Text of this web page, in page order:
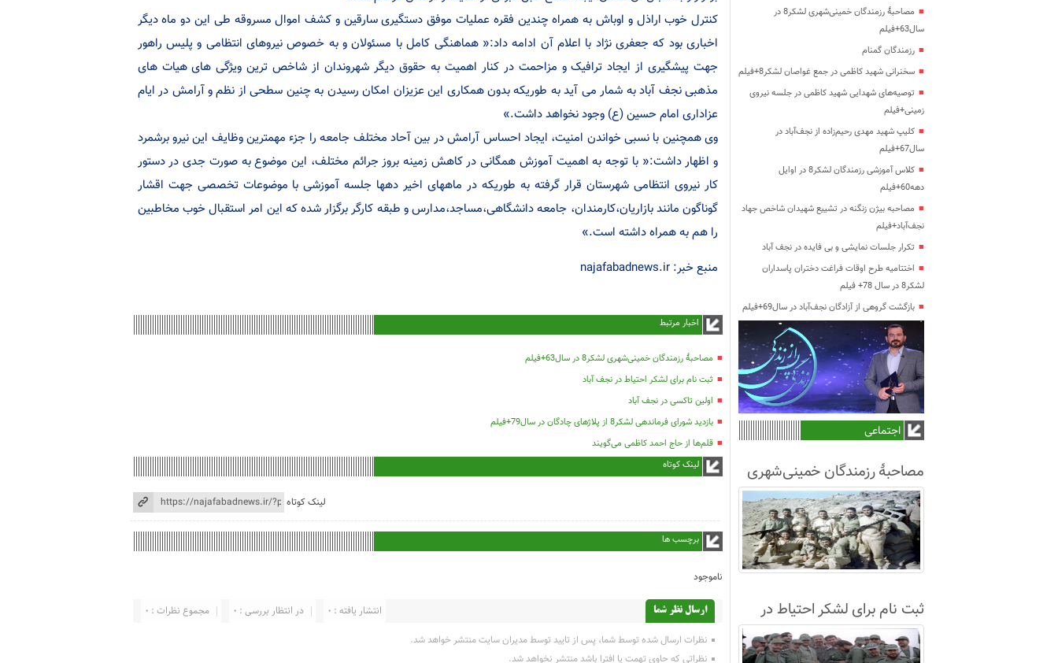
کنترل خوب اراذل و اوباش به همراه چندین فقره عملیات موفق دستگیری سارقین و کشف اموال مسروقه طی این دو ماه دیگر
اخباری بود که جعفری نژاد با اعلام آن ادامه داد:« هماهنگی کامل با مسئولان و به خصوص نیروهای انتظامی و پلیس راهور
جهت پیشگیری از ایجاد ترافیک و مزاحمت در کنار اهمیت به حقوق دیگر شهروندان از شاخص ترین ویژگی های هیات های
مذهبی نجف آباد به شمار می آید به طوریکه بدون همکاری این عزیزان امکان رسیدن به چنین سطحی از نظم و آرامش در ایام
عزاداری امام حسین (ع) وجود نخواهد داشت.»
وی همچنین با نسبی خواندن امنیت، ایجاد احساس آرامش در بین آحاد مختلف جامعه را جزء مهمترین وظایف این نیرو برشمرد
و اظهار داشت:« با توجه به اهمیت آموزش همگانی در کاهش زمینه بروز جرائم مختلف، این موضوع به صورت جدی در دستور
کار نیروی انتظامی شهرستان قرار گرفته به طوریکه در ماههای اخیر دهها جلسه آموزشی با موضوعات تخصصی جهت اقشار
گوناگون مانند بازاریان،کارمندان، جامعه دانشگاهی،مساجد،مدارس و طبقه کارگر برگزار شده که این امر استقبال خوب مخاطبین
را هم به همراه داشته است.»
منبع خبر: najafabadnews.ir
اخبار مرتبط
مصاحبۀ رزمندگان خمینی‌شهری لشکر8 در سال63+فیلم
ثبت نام برای لشکر احتیاط در نجف آباد
اولین تاکسی در نجف آباد
بازدید شورای فرماندهی لشکر8 از پلاژهای چادگان در سال79+فیلم
قلم‌ها از حاج احمد کاظمی می‌گویند
لینک کوتاه
لینک کوتاه
برچسب ها
ناموجود
ارسال نظر شما مجموع نظرات : 0 در انتظار بررسی : 0 انتشار یافته : 0
نظرات ارسال شده توسط شما، پس از تایید توسط مدیران سایت منتشر خواهد شد.
نظراتی که حاوی تهمت یا افترا باشد منتشر نخواهد شد.
مصاحبۀ رزمندگان خمینی‌شهری لشکر8 در
سال63+فیلم
رزمندگان گمنام
سخنرانی شهید کاظمی در جمع غواصان لشکر8+فیلم
توصیه‌های شهدایی شهید کاظمی در جلسه نیروی
زمینی+فیلم
کلیپ شهید مهدی رحیم‌زاده از نجف‌آباد در
سال67+فیلم
کلاس آموزشی رزمندگان لشکر8 در اوایل
دهه60+فیلم
مصاحبه بیژن زنگنه در تشییع شهیدان شاخص جهاد
نجف‌آباد+فیلم
تکرار جلسات نمایشی و بی فایده در نجف آباد
اختتامیه طرح اوقات فراغت دختران پاسداران
لشکر8 در سال 78+ فیلم
بازگشت گروهی از آزادگان نجف‌آباد در سال69+فیلم
اجتماعی
مصاحبۀ رزمندگان خمینی‌شهری
لشکر8 در سال63+فیلم
ثبت نام برای لشکر احتیاط در
نجف آباد